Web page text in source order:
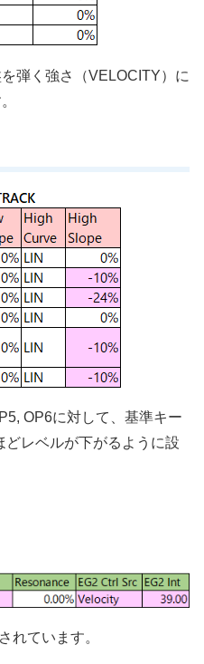
弾く強さ（VELOCITY）に
OP6に対して、基準キー
レベルが下がるように設
れています。